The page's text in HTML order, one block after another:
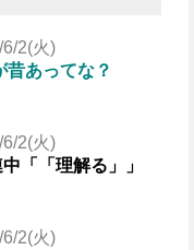
2(火)
昔あってな？
2(火)
「「理解る」」
2(火)